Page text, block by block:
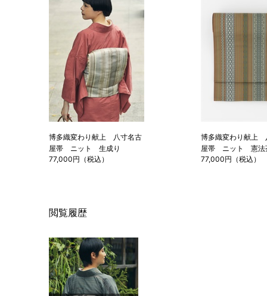
博多織変わり献上 八寸名古
屋帯 ニット 生成り
77,000円（税込）
博多織変わり献上
屋帯 ニット 憲法
77,000円（税込）
閲覧履歴